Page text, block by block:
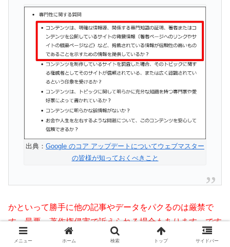
出典： Google のコア アップデートについてウェブマスター
の皆様が知っておくべきこと
かといって勝手に他の記事やデータをパクるのは厳禁で
す。最悪、著作権侵害で訴えられる場合もあります。です
から引用の正しいルールを学び、正しく使いましょう。
メニュー ホーム 検索 トップ サイドバー